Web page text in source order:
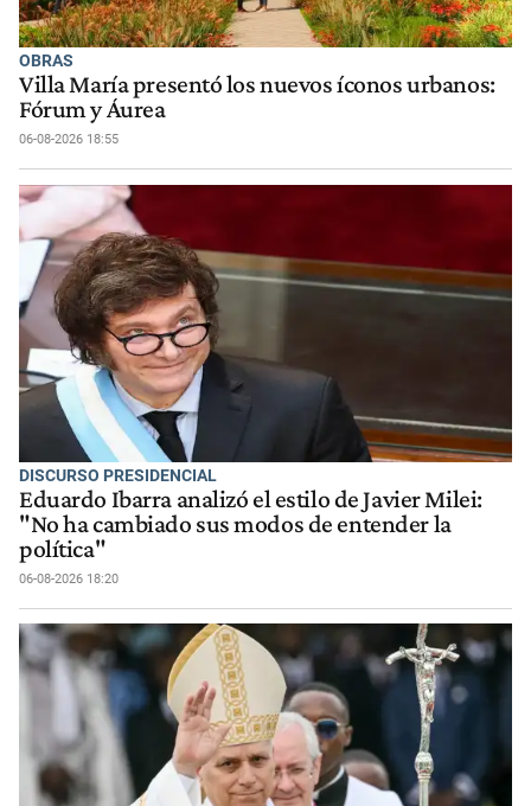
OBRAS
Villa María presentó los nuevos íconos urbanos:
Fórum y Áurea
06-08-2026 18:55
DISCURSO PRESIDENCIAL
Eduardo Ibarra analizó el estilo de Javier Milei:
"No ha cambiado sus modos de entender la
política"
06-08-2026 18:20